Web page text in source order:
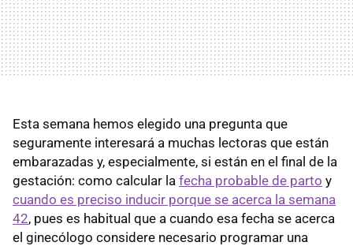
Esta semana hemos elegido una pregunta que
seguramente interesará a muchas lectoras que están
embarazadas y, especialmente, si están en el final de la
gestación: como calcular la fecha probable de parto y
cuando es preciso inducir porque se acerca la semana
42, pues es habitual que a cuando esa fecha se acerca
el ginecólogo considere necesario programar una